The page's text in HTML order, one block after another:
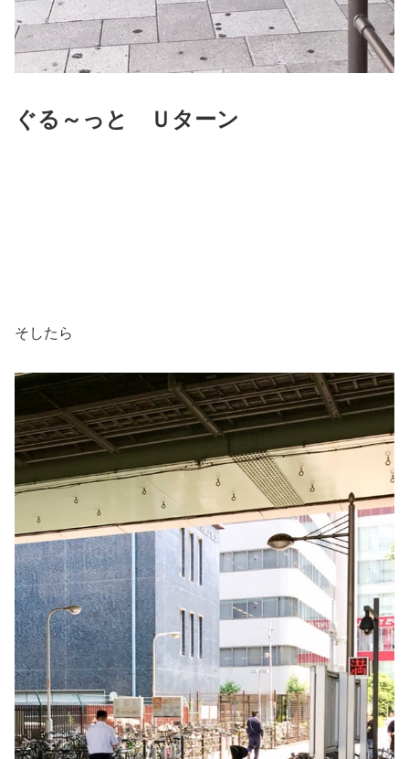
ぐる～っと Ｕターン
そしたら